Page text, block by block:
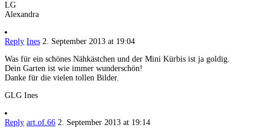
LG
Alexandra
Reply Ines 2. September 2013 at 19:04
Was für ein schönes Nähkästchen und der Mini Kürbis ist ja goldig.
Dein Garten ist wie immer wunderschön!
Danke für die vielen tollen Bilder.
GLG Ines
Reply art.of.66 2. September 2013 at 19:14